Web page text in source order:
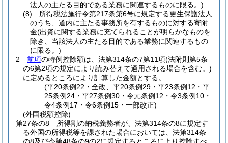
法人の主たる目的である業務に関連するものに限る。)
(8)
所得税法施行令第217条第6号に規定する更生保護法人
のうち、道内に主たる事務所を有するものに対する寄附
金(出資に関する業務に充てられることが明らかなものを
除き、当該法人の主たる目的である業務に関連するもの
に限る。)
2
前項の特例控除額は、法第314条の7第11項(法附則第5条
の6第2項の規定により読み替えて適用される場合を含む。)
に定めるところにより計算した金額とする。
(平20条例22・全改、平20条例29・平23条例12・平
25条例24・平27条例30・令元条例12・令3条例10・
令4条例17・令6条例15・一部改正)
(外国税額控除)
第27条の8
所得割の納税義務者が、法第314条の8に規定す
る外国の所得税等を課された場合においては、法第314条